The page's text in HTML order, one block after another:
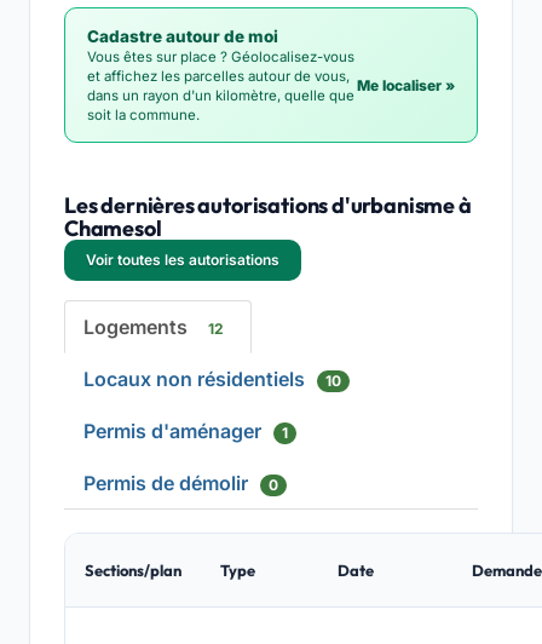
Cadastre autour de moi
Vous êtes sur place ? Géolocalisez-vous
et affichez les parcelles autour de vous,
dans un rayon d'un kilomètre, quelle que
soit la commune.
Me localiser »
Les dernières autorisations d'urbanisme à
Chamesol
Voir toutes les autorisations
Logements 12
Locaux non résidentiels 10
Permis d'aménager 1
Permis de démolir 0
Sections/plan Type Date